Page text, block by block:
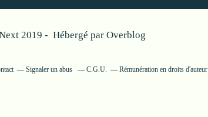
2019 - Hébergé par Overblog
Signaler un abus C.G.U. Rémunération en droits d'auteur